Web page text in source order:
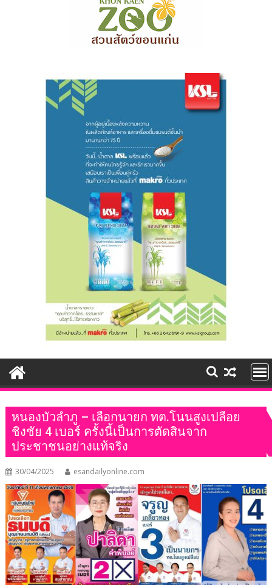
หนองบัวลำภู – เลือกนายก ทต.โนนสูงเปลือย
ชิงชัย 4 เบอร์ ครั้งนี้เป็นการตัดสินจาก
ประชาชนอย่างแท้จริง
30/04/2025 esandailyonline.com